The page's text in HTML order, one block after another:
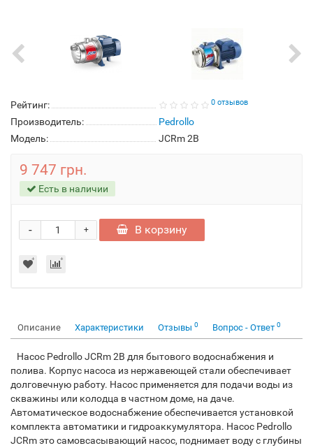
Рейтинг: 0 отзывов
Производитель:
Pedrollo
Модель:
JCRm 2B
9 747 грн.
Есть в наличии
+
- В корзину
Описание Характеристики Отзывы 0 Вопрос - Ответ 0
Насос Pedrollo JCRm 2B для бытового водоснабжения и
полива. Корпус насоса из нержавеющей стали обеспечивает
долговечную работу. Насос применяется для подачи воды из
скважины или колодца в частном доме, на даче.
Автоматическое водоснабжение обеспечивается установкой
комплекта автоматики и гидроаккумулятора. Насос Pedrollo
JCRm это самовсасывающий насос, поднимает воду с глубины